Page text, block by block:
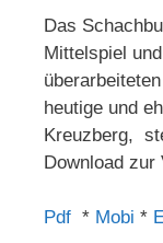
Das
Mittelspiel
heutige und
Kreuzberg,
Download zur
Pdf * Mobi *